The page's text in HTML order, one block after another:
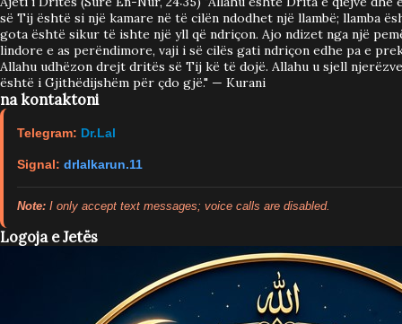
së Tij është si një kamare në të cilën ndodhet një llambë; llamba
gota është sikur të ishte një yll që ndriçon. Ajo ndizet nga një
lindore e as perëndimore, vaji i së cilës gati ndriçon edhe pa e
Allahu udhëzon drejt dritës së Tij kë të dojë. Allahu u sjell
është i Gjithëdijshëm për çdo gjë." — Kurani
na kontaktoni
Telegram: Dr.Lal
Signal: drlalkarun.11
Note: I only accept text messages; voice calls are disabled.
Logoja e Jetës